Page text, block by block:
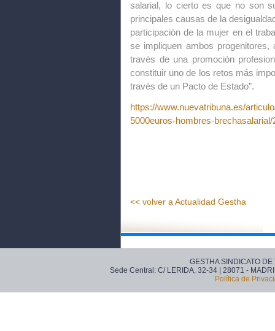
salarial, lo cierto es que no son
principales causas de la
participación de la mujer en el
se impliquen ambos
través de una promoción
constituir uno de los retos más
través de un Pacto de Estado”.
https://www.nuevatribuna.es/
5000euros-hombres-
<< volver a Actualidad Gestha
GESTHA SINDICATO
Sede Central: C/ LERIDA, 32-34 | 28071 -
Política de